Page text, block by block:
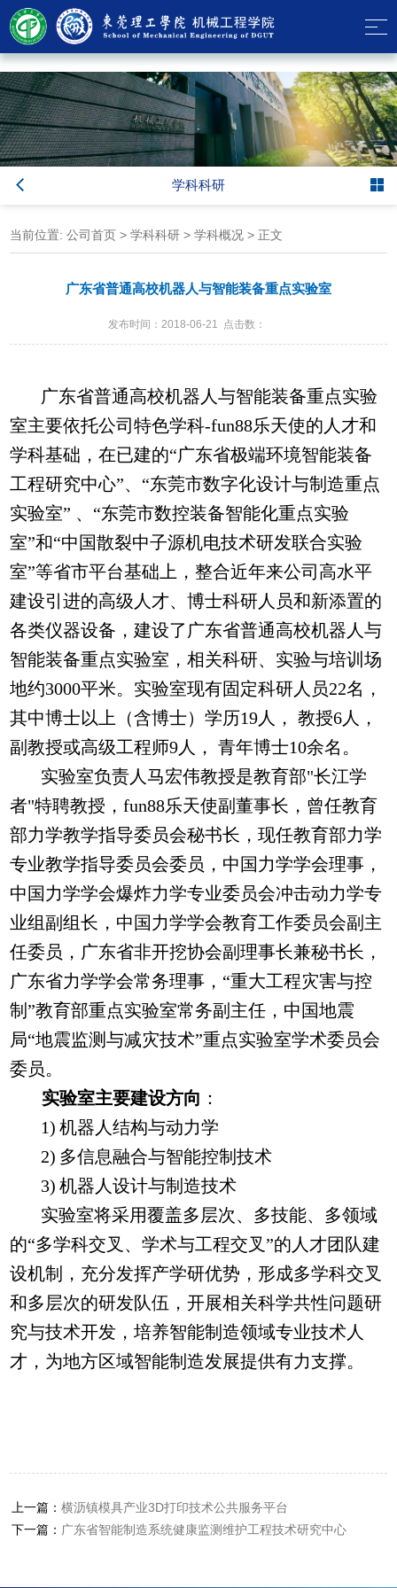
乐天使-fun88乐天使-官方网站
学科科研
当前位置:公司首页 >学科科研 >学科概况 > 正文
广东省普通高校机器人与智能装备重点实验室
发布时间：2018-06-21 点击数：
广东省普通高校机器人与智能装备重点实验
室主要依托公司特色学科-fun88乐天使的人才和
学科基础，在已建的“广东省极端环境智能装备
工程研究中心”、“东莞市数字化设计与制造重点
实验室” 、“东莞市数控装备智能化重点实验
室”和“中国散裂中子源机电技术研发联合实验
室”等省市平台基础上，整合近年来公司高水平
建设引进的高级人才、博士科研人员和新添置的
各类仪器设备，建设了广东省普通高校机器人与
智能装备重点实验室，相关科研、实验与培训场
地约3000平米。实验室现有固定科研人员22名，
其中博士以上（含博士）学历19人， 教授6人，
副教授或高级工程师9人， 青年博士10余名。
实验室负责人马宏伟教授是教育部"长江学
者"特聘教授，fun88乐天使副董事长，曾任教育
部力学教学指导委员会秘书长，现任教育部力学
专业教学指导委员会委员，中国力学学会理事，
中国力学学会爆炸力学专业委员会冲击动力学专
业组副组长，中国力学学会教育工作委员会副主
任委员，广东省非开挖协会副理事长兼秘书长，
广东省力学学会常务理事，“重大工程灾害与控
制”教育部重点实验室常务副主任，中国地震
局“地震监测与减灾技术”重点实验室学术委员会
委员。
实验室主要建设方向 ：
1) 机器人结构与动力学
2) 多信息融合与智能控制技术
3) 机器人设计与制造技术
实验室将采用覆盖多层次、多技能、多领域
的“多学科交叉、学术与工程交叉”的人才团队建
设机制，充分发挥产学研优势，形成多学科交叉
和多层次的研发队伍，开展相关科学共性问题研
究与技术开发，培养智能制造领域专业技术人
才，为地方区域智能制造发展提供有力支撑。
上一篇： 横沥镇模具产业3D打印技术公共服务平台
下一篇： 广东省智能制造系统健康监测维护工程技术研究中心